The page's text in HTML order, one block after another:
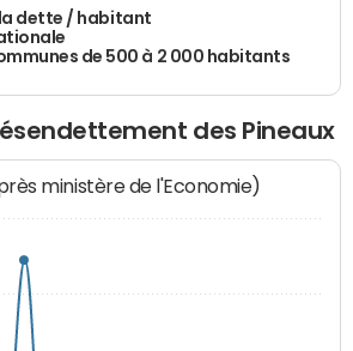
dette / habitant
de 500 à 2 000 habitants
des Pineaux
ministère de l'Economie)